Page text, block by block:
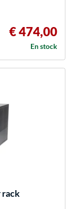
€ 474,00
En stock
rack